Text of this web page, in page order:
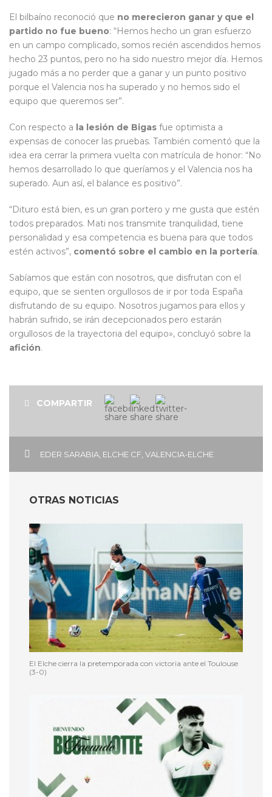
El bilbaíno reconoció que no merecieron ganar y que el
partido no fue bueno: “Hemos hecho un gran esfuerzo
en un campo complicado, somos recién ascendidos hemos
hecho 23 puntos, pero no ha sido nuestro mejor día. Hemos
jugado más a no perder que a ganar y un punto positivo
porque el Valencia nos ha superado y no hemos sido el
equipo que queremos ser”.
Con respecto a la lesión de Bigas fue optimista a
expensas de conocer las pruebas. También comentó que la
idea era cerrar la primera vuelta con matrícula de honor: “No
hemos desarrollado lo que queríamos y el Valencia nos ha
superado. Aun así, el balance es positivo”.
“Dituro está bien, es un gran portero y me gusta que estén
todos preparados. Mati nos transmite tranquilidad, tiene
personalidad y esa competencia es buena para que todos
estén activos”, comentó sobre el cambio en la portería.
Sabíamos que están con nosotros, que disfrutan con el
equipo, que se sienten orgullosos de ir por toda España
disfrutando de su equipo. Nosotros jugamos para ellos y
habrán sufrido, se irán decepcionados pero estarán
orgullosos de la trayectoria del equipo», concluyó sobre la
afición.
COMPARTIR
EDER SARABIA ELCHE CF VALENCIA-ELCHE
OTRAS NOTICIAS
El Elche cierra la pretemporada con victoria ante el Toulouse
(3-0)